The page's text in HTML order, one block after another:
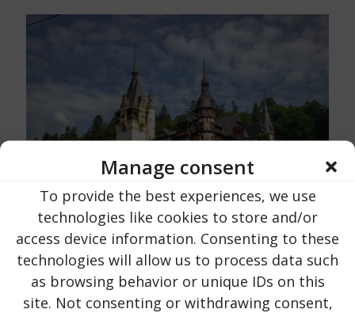
Manage consent
To provide the best experiences, we use
technologies like cookies to store and/or
access device information. Consenting to these
technologies will allow us to process data such
as browsing behavior or unique IDs on this
site. Not consenting or withdrawing consent,
Urlaub in Rumänien su 16 Ottobre 2023
Castello di Peles | Contea di Prahova |
vicino alla città di Sinaia